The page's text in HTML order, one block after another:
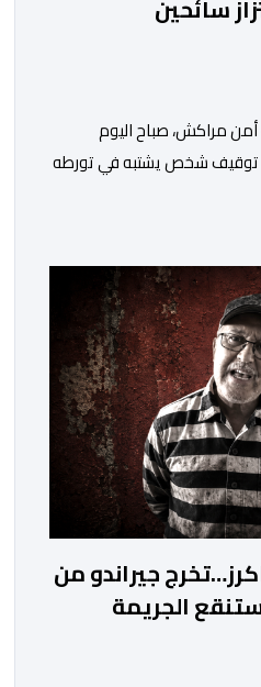
سائحين
مراكش، صباح اليوم
من توقيف شخص يشتبه في تورطه
بمبلغ مالي غير مستحق
السياحي بدون رخصة،
[…]
جيراندو من
الجريمة